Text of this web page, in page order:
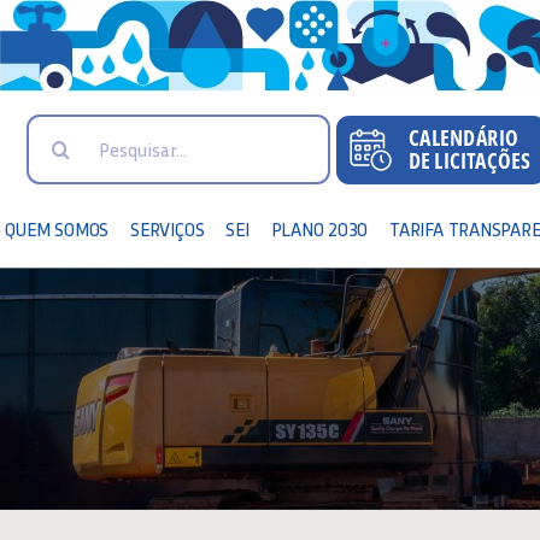
Search
QUEM SOMOS SERVIÇOS SEI PLANO 2030 TARIFA